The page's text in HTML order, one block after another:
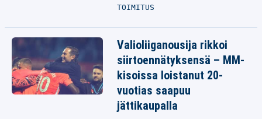
TOIMITUS
Valioliiganousija rikkoi
siirtoennätyksensä – MM-
kisoissa loistanut 20-
vuotias saapuu
jättikaupalla